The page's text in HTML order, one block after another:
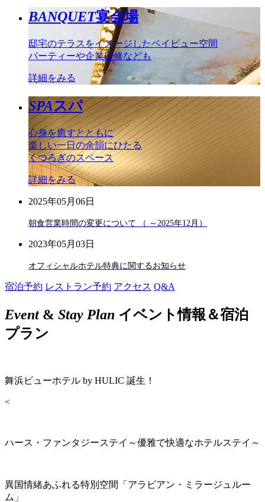
BANQUET宴会場
邸宅のテラスをイメージしたベイビュー空間
パーティーや企業研修なども
詳細をみる
SPAスパ
心身を癒すとともに
楽しい一日の余韻にひたる
くつろぎのスペース
詳細をみる
2025年05月06日
朝食営業時間の変更について （ ～2025年12月）
2023年05月03日
オフィシャルホテル特典に関するお知らせ
宿泊予約 レストラン予約 アクセス Q&A
Event& Stay Plan イベント情報＆宿泊
プラン
舞浜ビューホテル by HULIC 誕生！
<
ハース・ファンタジーステイ～優雅で快適なホテルステイ～
異国情緒あふれる特別空間「アラビアン・ミラージュルー
ム」